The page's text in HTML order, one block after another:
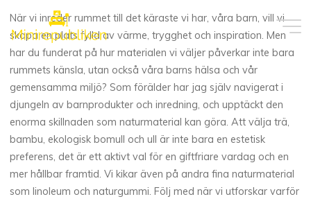
content
När vi inreder rummet till det käraste vi har, våra barn, vill vi
skapa en plats fylld av värme, trygghet och inspiration. Men
har du funderat på hur materialen vi väljer påverkar inte bara
rummets känsla, utan också våra barns hälsa och vår
gemensamma miljö? Som förälder har jag själv navigerat i
djungeln av barnprodukter och inredning, och upptäckt den
enorma skillnaden som naturmaterial kan göra. Att välja trä,
bambu, ekologisk bomull och ull är inte bara en estetisk
preferens, det är ett aktivt val för en giftfriare vardag och en
mer hållbar framtid. Vi kikar även på andra fina naturmaterial
som linoleum och naturgummi. Följ med när vi utforskar varför